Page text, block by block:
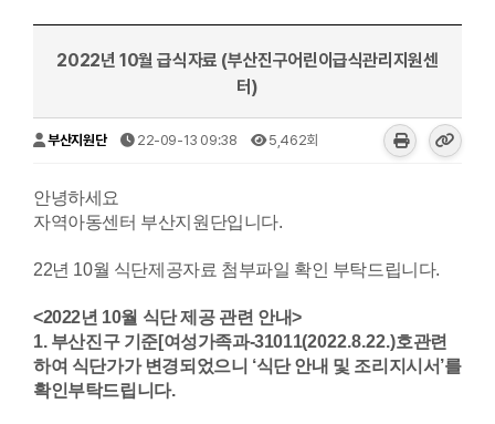
2022년 10월 급식자료 (부산진구어린이급식관리지원센
터)
부산지원단 22-09-13 09:38 5,462회
안녕하세요
자역아동센터 부산지원단입니다.
22년 10월 식단제공자료 첨부파일 확인 부탁드립니다.
<2022년 10월 식단 제공 관련 안내>
1. 부산진구 기준[여성가족과-31011(2022.8.22.)호관련
하여 식단가가 변경되었으니 ‘식단 안내 및 조리지시서’를
확인부탁드립니다.